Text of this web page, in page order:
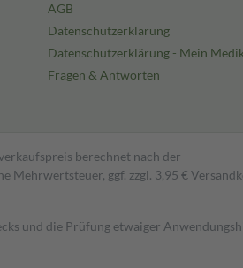
AGB
Datenschutzerklärung
Datenschutzerklärung - Mein
Fragen & Antworten
berechnet nach der
ggf. zzgl. 3,95 €
und die Prüfung etwaiger